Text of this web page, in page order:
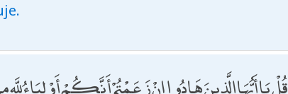
قُلْ يَا أَيُّهَا الَّذِينَ هَادُوا إِنْ زَعَمْتُمْ أَنَّكُمْ أَوْلِيَاءُ